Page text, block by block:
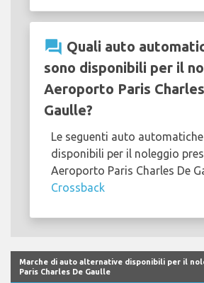
question_answer Quali auto
sono disponibili per il
Aeroporto Paris
Gaulle?
Le seguenti auto
disponibili per il noleggio
Aeroporto Paris Charles De
Crossback
Marche di auto alternative disponibili per il
Paris Charles De Gaulle